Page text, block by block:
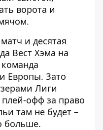
ворота и
и десятая
Вест Хэма на
Европы. Зато
Лиги
офф за право
там не будет –
больше.